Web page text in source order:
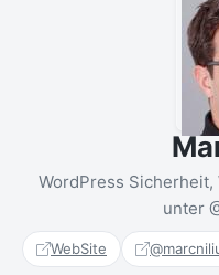
WordPress
unter
WebSite